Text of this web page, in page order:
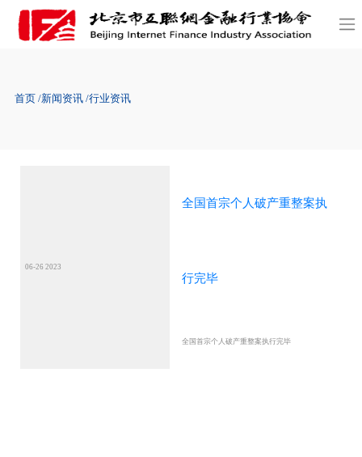
首页 新闻资讯 行业资讯
06-26 2023
全国首宗个人破产重整案执
行完毕
全国首宗个人破产重整案执行完毕